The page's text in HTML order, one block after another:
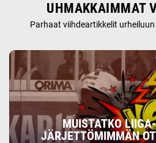
UHMAKKAIMMAT
Parhaat viihdeartikkelit
MUISTATKO
JÄRJETTÖMIMMÄN